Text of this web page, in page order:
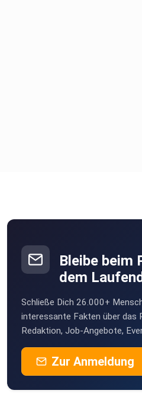
Bleibe beim
dem
Schließe Dich 26.000+
interessante Fakten über das
Redaktion, Job-Angebote,
Zur Anmeldung